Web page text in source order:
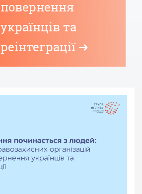
повернення
українців та
реінтеграції ➜